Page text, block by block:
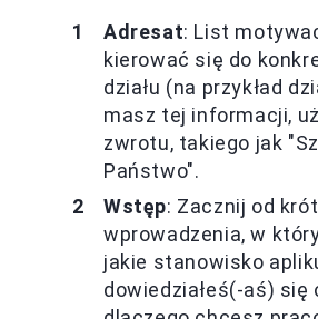
Adresat: List
kierować się do
działu (na przykład
masz tej informacji,
zwrotu, takiego jak
Państwo".
Wstęp: Zacznij od
wprowadzenia, w
jakie stanowisko
dowiedziałeś(-aś) się